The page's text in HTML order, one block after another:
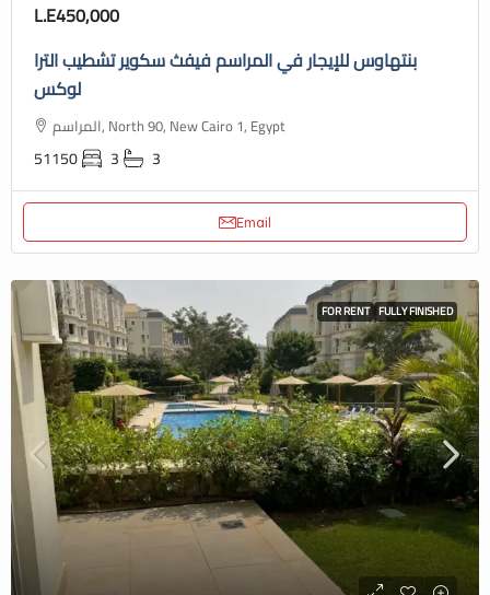
L.E450,000
بنتهاوس للإيجار في المراسم فيفث سكوير تشطيب الترا
لوكس
المراسم, North 90, New Cairo 1, Egypt
51150 3 3
Email
FOR RENT FULLY FINISHED